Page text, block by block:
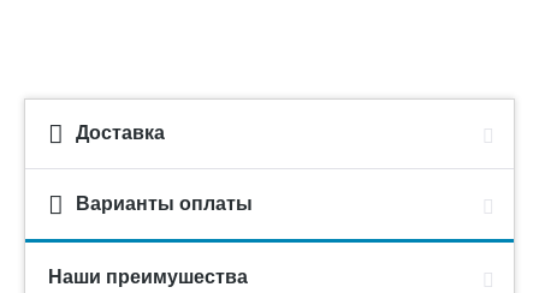
Доставка
Варианты оплаты
Наши преимушества